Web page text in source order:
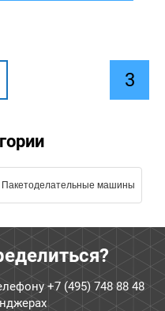
3
Пакетоделательные машины
+7 (495) 748 88 48